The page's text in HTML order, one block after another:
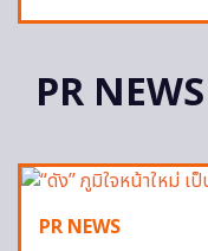
PR NEWS
PR NEWS